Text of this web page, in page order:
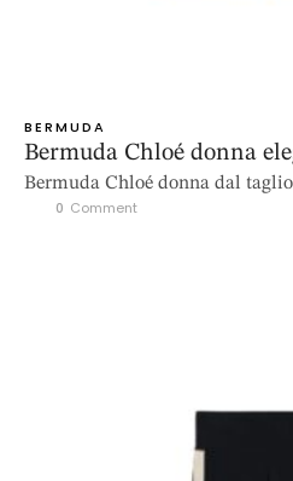
BERMUDA
Bermuda Chloé donna
Bermuda Chloé donna dal
0 Comment